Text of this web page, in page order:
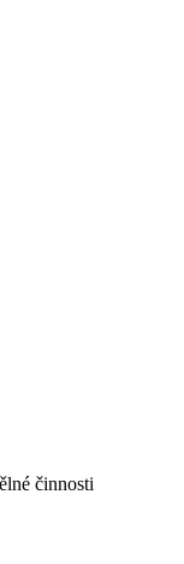
činnosti